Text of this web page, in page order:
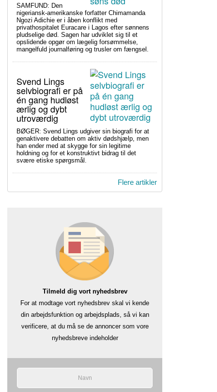
SAMFUND: Den
nigeriansk-amerikanske forfatter Chimamanda
Ngozi Adichie er i åben konflikt med
privathospitalet Euracare i Lagos efter sønnens
pludselige død. Sagen har udviklet sig til et
opslidende opgør om lægelig forsømmelse,
mangelfuld journalføring og trusler om fængsel.
Svend Lings
selvbiografi er på
én gang hudløst
ærlig og dybt
utroværdig
BØGER: Svend Lings udgiver sin biografi for at
genaktivere debatten om aktiv dødshjælp, men
han ender med at skygge for sin legitime
holdning og for et konstruktivt bidrag til det
svære etiske spørgsmål.
Flere artikler
Tilmeld dig vort nyhedsbrev
For at modtage vort nyhedsbrev skal vi kende
din arbejdsfunktion og arbejdsplads, så vi kan
verificere, at du må se de annoncer som vore
nyhedsbreve indeholder